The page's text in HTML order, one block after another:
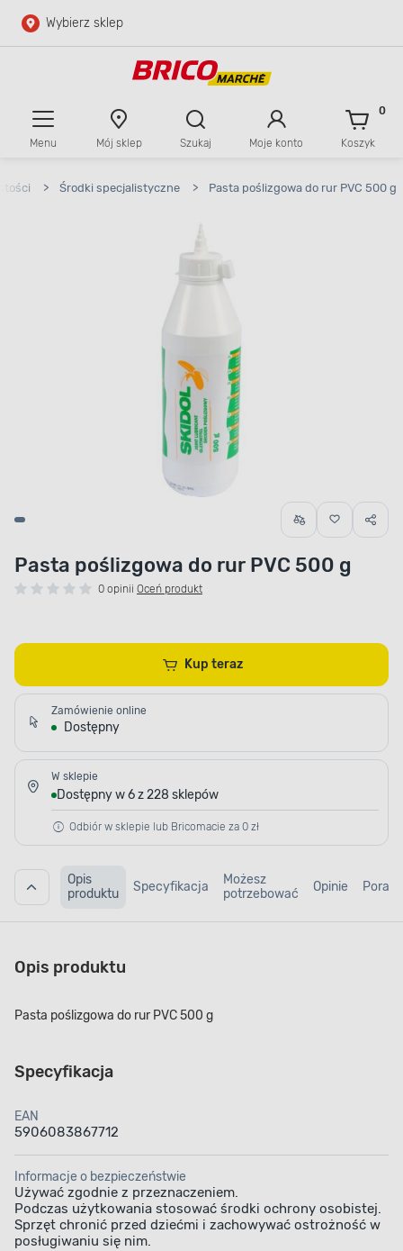
Przejdź do głównej zawartości
Wybierz sklep
Menu Mój sklep Szukaj Moje konto Koszyk
0
> Środki specjalistyczne > Pasta poślizgowa do rur PVC 500 g
Pasta poślizgowa do rur PVC 500 g
0 opinii Oceń produkt
Kup teraz
Zamówienie online
Dostępny
W sklepie
Dostępny w 6 z 228 sklepów
Odbiór w sklepie lub Bricomacie za 0 zł
Opis
produktu
Specyfikacja
Możesz
potrzebować
Opinie Porady
Opis produktu
Pasta poślizgowa do rur PVC 500 g
Specyfikacja
EAN
5906083867712
Informacje o bezpieczeństwie
Używać zgodnie z przeznaczeniem.
Podczas użytkowania stosować środki ochrony osobistej.
Sprzęt chronić przed dziećmi i zachowywać ostrożność w
posługiwaniu się nim.